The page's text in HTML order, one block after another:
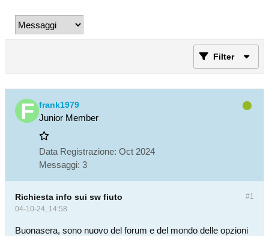
Filter
frank1979
Junior Member
Data Registrazione: Oct 2024
Messaggi: 3
#1
Richiesta info sui sw fiuto
04-10-24, 14:58
Buonasera, sono nuovo del forum e del mondo delle opzioni